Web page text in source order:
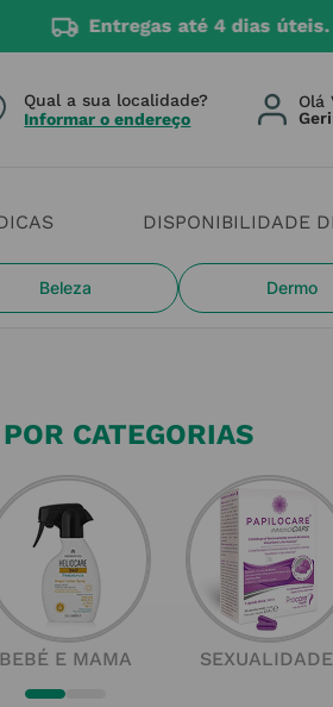
cheias estamos com
DISPONIBILIDADE
Beleza Dermo
Qual a sua localidade?
Informar o endereço
Olá
CATEGORIAS
BEBÉ E MAMA SEXUALIDADE